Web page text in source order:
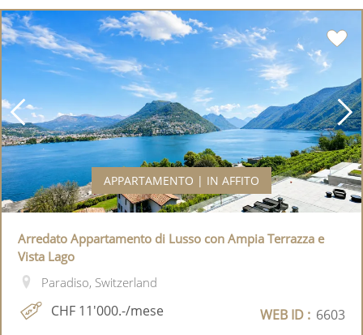
APPARTAMENTO | IN AFFITO
Arredato Appartamento di Lusso con Ampia Terrazza e
Vista Lago
Paradiso, Switzerland
CHF 11'000.-/mese WEB ID : 6603